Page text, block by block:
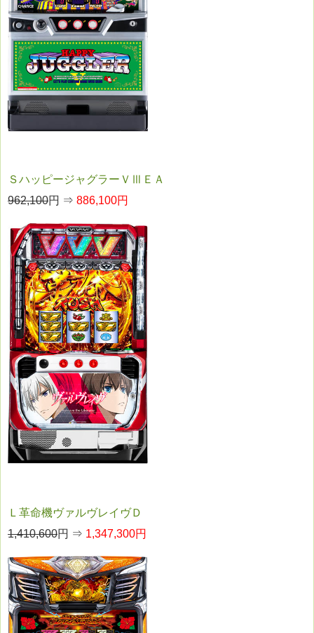
ＳハッピージャグラーＶⅢＥＡ
962,100円 ⇒ 886,100円
Ｌ革命機ヴァルヴレイヴＤ
1,410,600円 ⇒ 1,347,300円